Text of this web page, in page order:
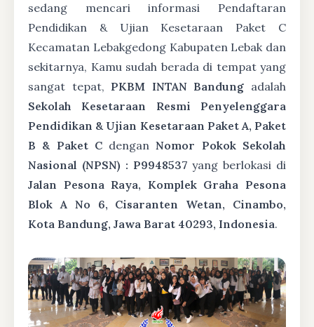
sedang mencari informasi Pendaftaran
Pendidikan & Ujian Kesetaraan Paket C
Kecamatan Lebakgedong Kabupaten Lebak dan
sekitarnya, Kamu sudah berada di tempat yang
sangat tepat, PKBM INTAN Bandung adalah
Sekolah Kesetaraan Resmi Penyelenggara
Pendidikan & Ujian Kesetaraan Paket A, Paket
B & Paket CdenganNomor Pokok Sekolah
Nasional (NPSN) : P9948537 yang berlokasi di
Jalan Pesona Raya, Komplek Graha Pesona
Blok A No 6, Cisaranten Wetan, Cinambo,
Kota Bandung, Jawa Barat 40293, Indonesia.